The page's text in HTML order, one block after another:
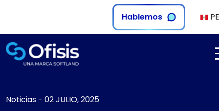
Hablemos
Noticias - 02 JULIO, 2025